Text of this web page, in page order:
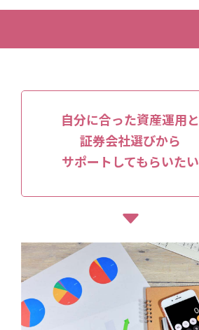
自分に合った資産運用と
証券会社選びから
サポートしてもらいたい